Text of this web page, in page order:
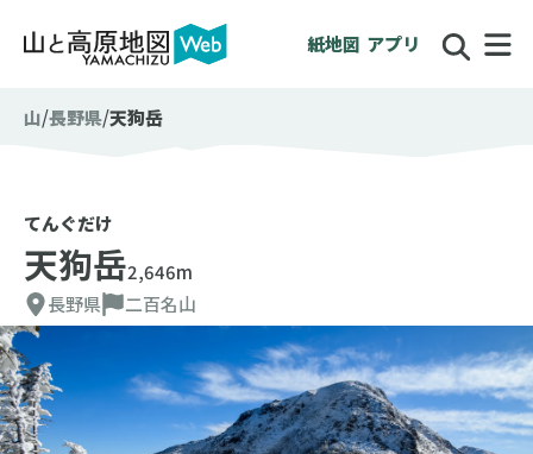
紙地図 アプリ
山 長野県 天狗岳
てんぐだけ
天狗岳2,646m
長野県
二百名山